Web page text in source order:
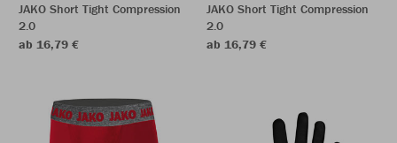
JAKO Short Tight Compression
2.0
ab 16,79 €
JAKO Short Tight Compression
2.0
ab 16,79 €